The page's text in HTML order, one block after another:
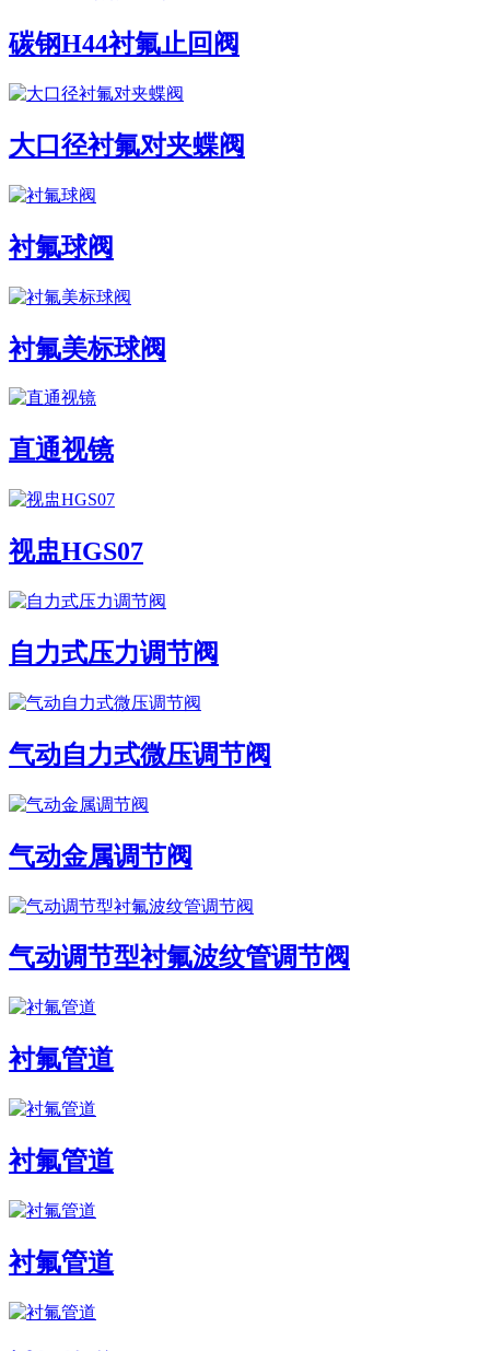
碳钢H44衬氟止回阀
大口径衬氟对夹蝶阀
衬氟球阀
衬氟美标球阀
直通视镜
视盅HGS07
自力式压力调节阀
气动自力式微压调节阀
气动金属调节阀
气动调节型衬氟波纹管调节阀
衬氟管道
衬氟管道
衬氟管道